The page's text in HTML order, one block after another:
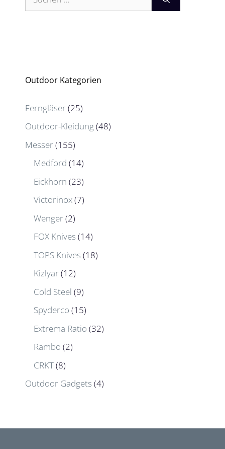
Outdoor Kategorien
Ferngläser(25)
Outdoor-Kleidung(48)
Messer(155)
Medford (14)
Eickhorn (23)
Victorinox(7)
Wenger(2)
FOX Knives (14)
TOPS Knives (18)
Kizlyar(12)
Cold Steel (9)
Spyderco (15)
Extrema Ratio (32)
Rambo (2)
CRKT(8)
Outdoor Gadgets (4)